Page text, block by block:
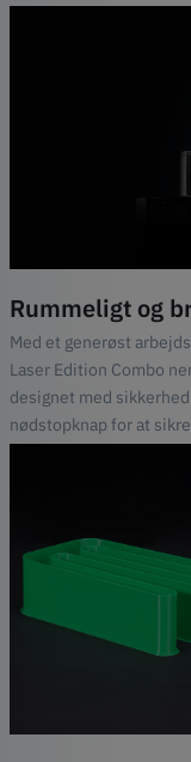
Rummeligt og
Med et generøst
Laser Edition Combo
designet med
nødstopknap for at